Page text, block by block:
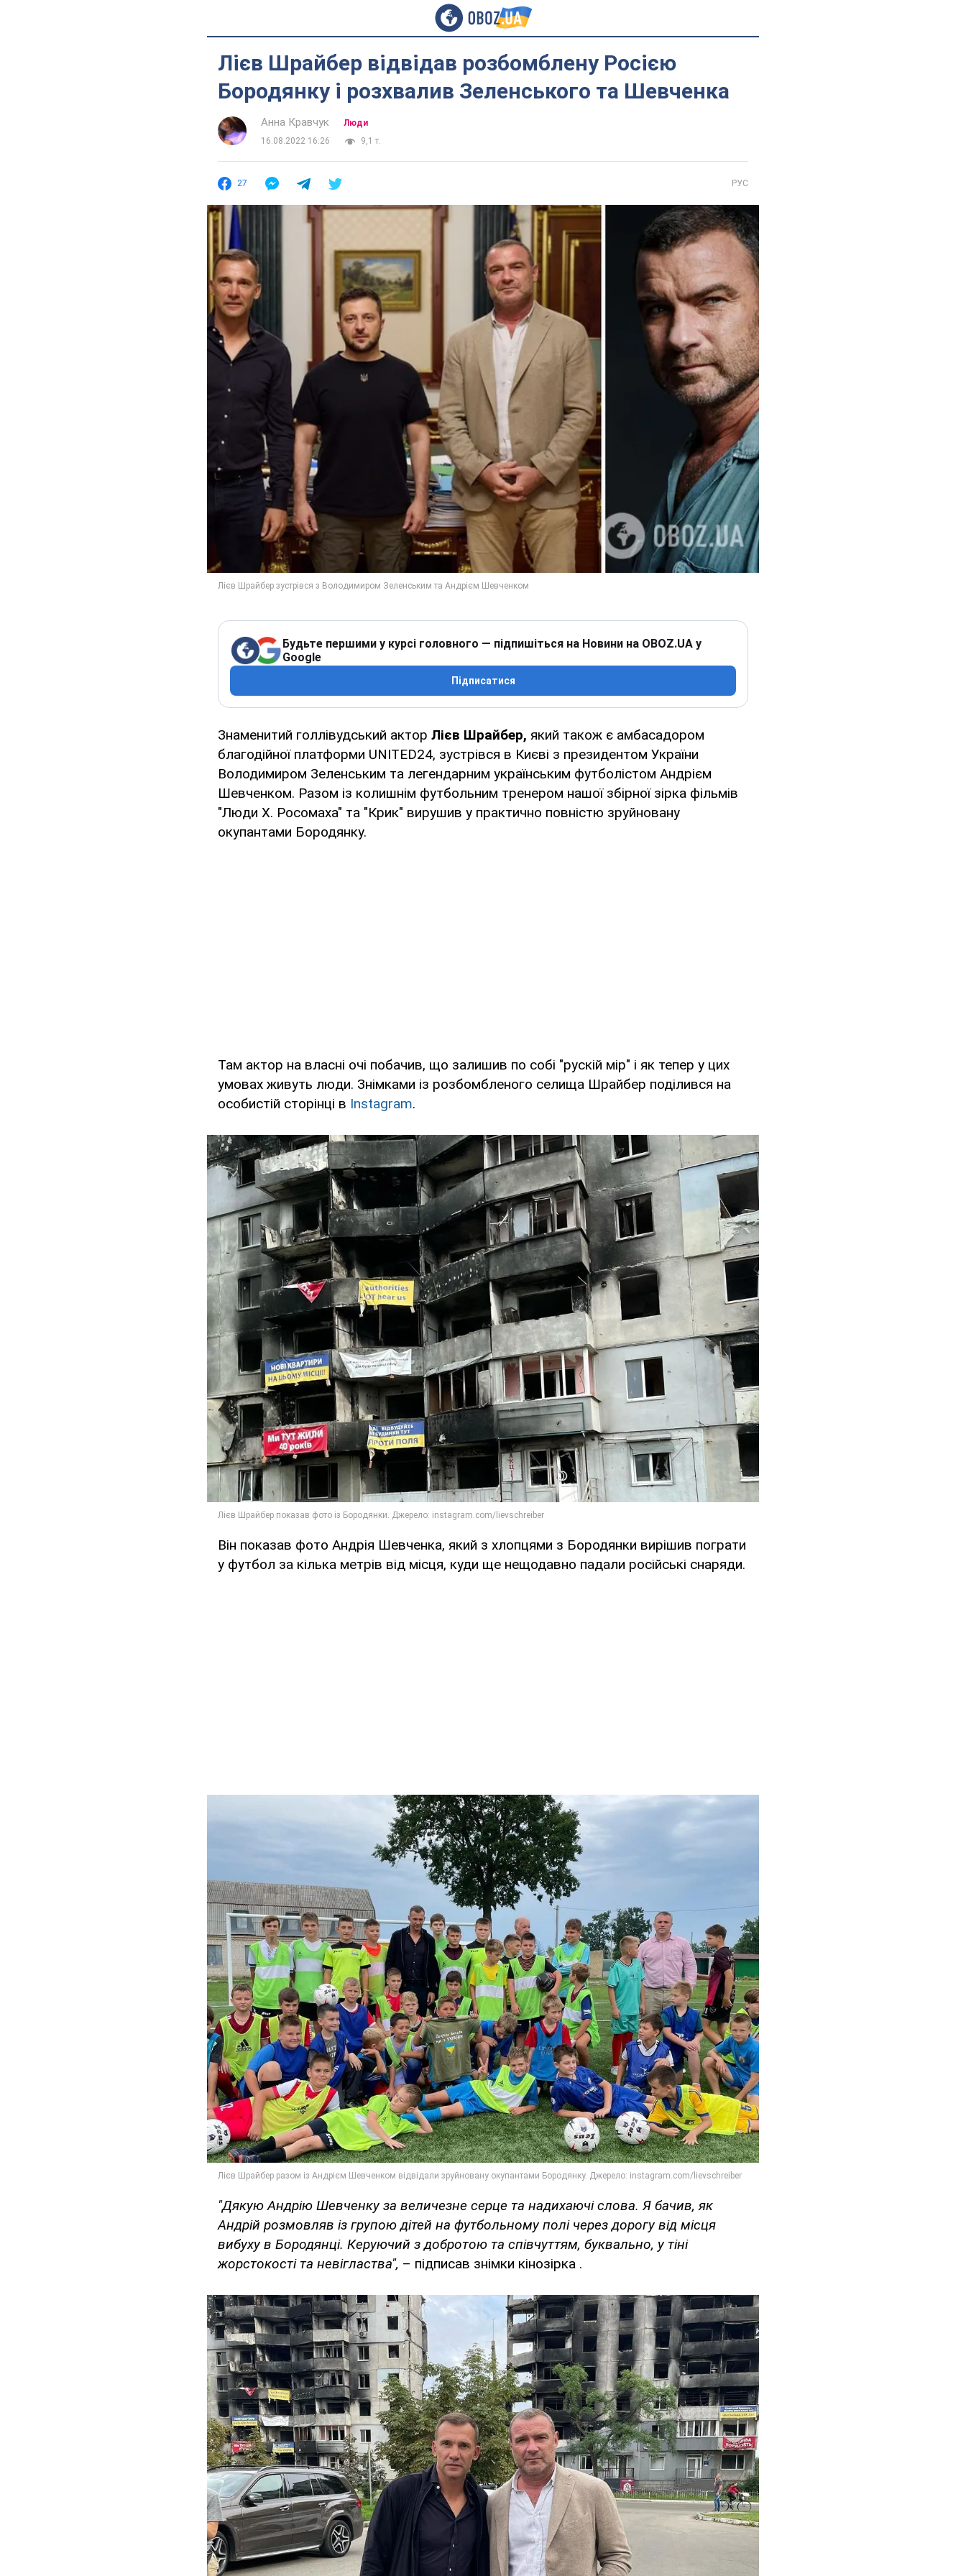
Лієв Шрайбер відвідав розбомблену Росією
Бородянку і розхвалив Зеленського та Шевченка
Анна Кравчук
Люди
16.08.2022 16:26
9,1 т.
27 РУС
Будьте першими у курсі головного — підпишіться на Новини на OBOZ.UA у
Google
Підписатися
Знаменитий голлівудський актор Лієв Шрайбер, який також є амбасадором
благодійної платформи UNITED24, зустрівся в Києві з президентом України
Володимиром Зеленським та легендарним українським футболістом Андрієм
Шевченком. Разом із колишнім футбольним тренером нашої збірної зірка фільмів
"Люди Х. Росомаха" та "Крик" вирушив у практично повністю зруйновану
окупантами Бородянку.
Там актор на власні очі побачив, що залишив по собі "рускій мір" і як тепер у цих
умовах живуть люди. Знімками із розбомбленого селища Шрайбер поділився на
особистій сторінці в Instagram.
Він показав фото Андрія Шевченка, який з хлопцями з Бородянки вирішив пограти
у футбол за кілька метрів від місця, куди ще нещодавно падали російські снаряди.
"Дякую Андрію Шевченку за величезне серце та надихаючі слова. Я бачив, як
Андрій розмовляв із групою дітей на футбольному полі через дорогу від місця
вибуху в Бородянці. Керуючий з добротою та співчуттям, буквально, у тіні
жорстокості та невігластва", – підписав знімки кінозірка .